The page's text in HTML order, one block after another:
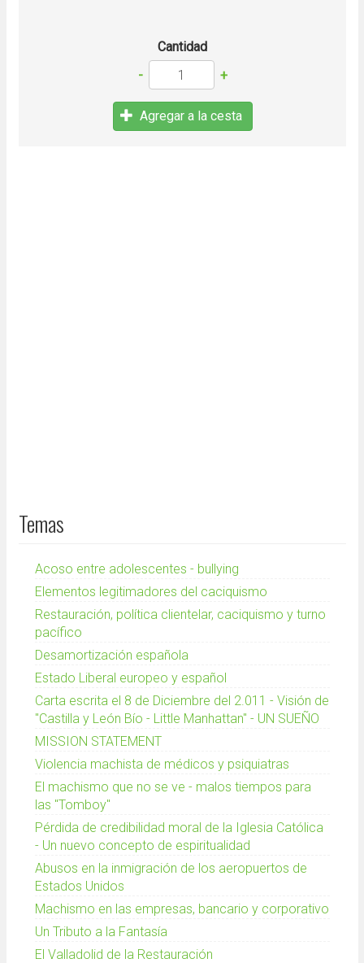
Cantidad
-
+
Agregar a la cesta
Temas
Acoso entre adolescentes - bullying
Elementos legitimadores del caciquismo
Restauración, política clientelar, caciquismo y turno
pacífico
Desamortización española
Estado Liberal europeo y español
Carta escrita el 8 de Diciembre del 2.011 - Visión de
"Castilla y León Bío - Little Manhattan" - UN SUEÑO
MISSION STATEMENT
Violencia machista de médicos y psiquiatras
El machismo que no se ve - malos tiempos para
las "Tomboy"
Pérdida de credibilidad moral de la Iglesia Católica
- Un nuevo concepto de espiritualidad
Abusos en la inmigración de los aeropuertos de
Estados Unidos
Machismo en las empresas, bancario y corporativo
Un Tributo a la Fantasía
El Valladolid de la Restauración